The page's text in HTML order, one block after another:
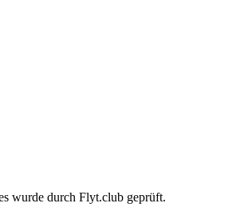
wurde durch Flyt.club geprüft.